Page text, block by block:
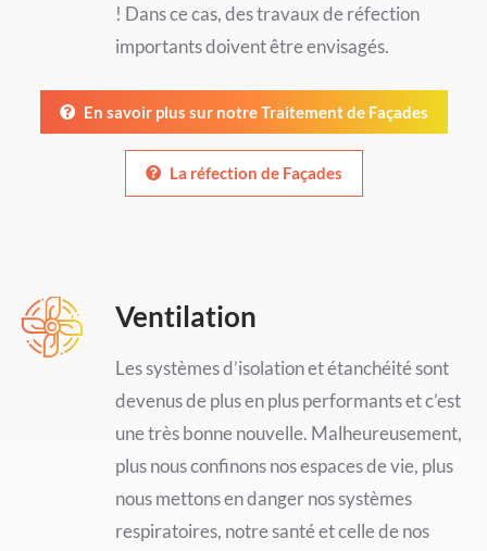
! Dans ce cas, des travaux de réfection
importants doivent être envisagés.
En savoir plus sur notre Traitement de Façades
La réfection de Façades
Ventilation
Les systèmes d’isolation et étanchéité sont
devenus de plus en plus performants et c’est
une très bonne nouvelle. Malheureusement,
plus nous confinons nos espaces de vie, plus
nous mettons en danger nos systèmes
respiratoires, notre santé et celle de nos